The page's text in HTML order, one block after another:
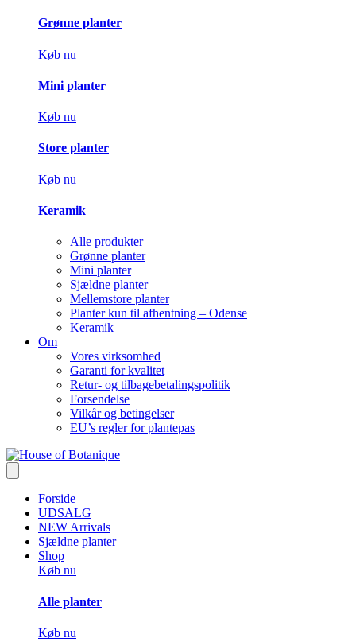
Grønne planter
Køb nu
Mini planter
Køb nu
Store planter
Køb nu
Keramik
Alle produkter
Grønne planter
Mini planter
Sjældne planter
Mellemstore planter
Planter kun til afhentning – Odense
Keramik
Om
Vores virksomhed
Garanti for kvalitet
Retur- og tilbagebetalingspolitik
Forsendelse
Vilkår og betingelser
EU’s regler for plantepas
Forside
UDSALG
NEW Arrivals
Sjældne planter
Shop
Køb nu
Alle planter
Køb nu